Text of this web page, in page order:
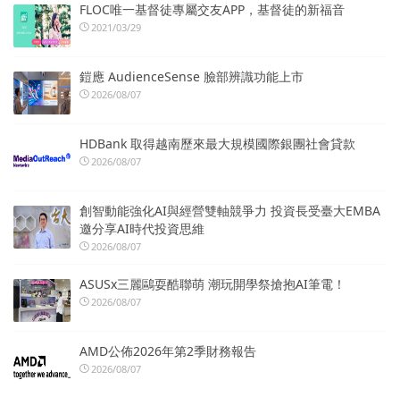
FLOC唯一基督徒專屬交友APP，基督徒的新福音
2021/03/29
鎧應 AudienceSense 臉部辨識功能上市
2026/08/07
HDBank 取得越南歷來最大規模國際銀團社會貸款
2026/08/07
創智動能強化AI與經營雙軸競爭力 投資長受臺大EMBA
邀分享AI時代投資思維
2026/08/07
ASUSx三麗鷗耍酷聯萌 潮玩開學祭搶抱AI筆電！
2026/08/07
AMD公佈2026年第2季財務報告
2026/08/07